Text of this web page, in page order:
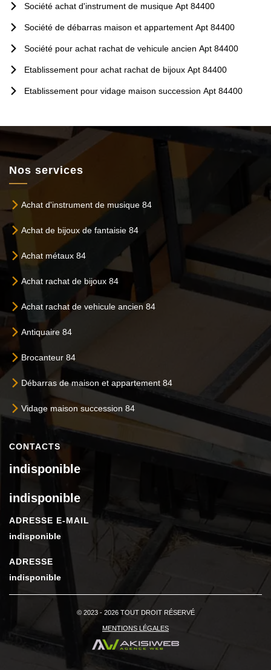
Société achat d'instrument de musique Apt 84400
Société de débarras maison et appartement Apt 84400
Société pour achat rachat de vehicule ancien Apt 84400
Etablissement pour achat rachat de bijoux Apt 84400
Etablissement pour vidage maison succession Apt 84400
Nos services
Achat d'instrument de musique 84
Achat de bijoux de fantaisie 84
Achat métaux 84
Achat rachat de bijoux 84
Achat rachat de vehicule ancien 84
Antiquaire 84
Brocanteur 84
Débarras de maison et appartement 84
Vidage maison succession 84
CONTACTS
indisponible
indisponible
ADRESSE E-MAIL
indisponible
ADRESSE
indisponible
© 2023 - 2026 TOUT DROIT RÉSERVÉ
MENTIONS LÉGALES